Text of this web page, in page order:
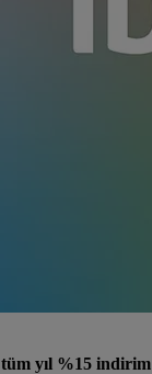
tüm yıl %15 indirim